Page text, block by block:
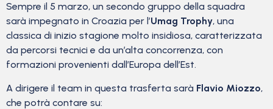
Sempre il 5 marzo, un secondo gruppo della squadra
sarà impegnato in Croazia per l’Umag Trophy, una
classica di inizio stagione molto insidiosa, caratterizzata
da percorsi tecnici e da un’alta concorrenza, con
formazioni provenienti dall’Europa dell’Est.
A dirigere il team in questa trasferta sarà Flavio Miozzo,
che potrà contare su: